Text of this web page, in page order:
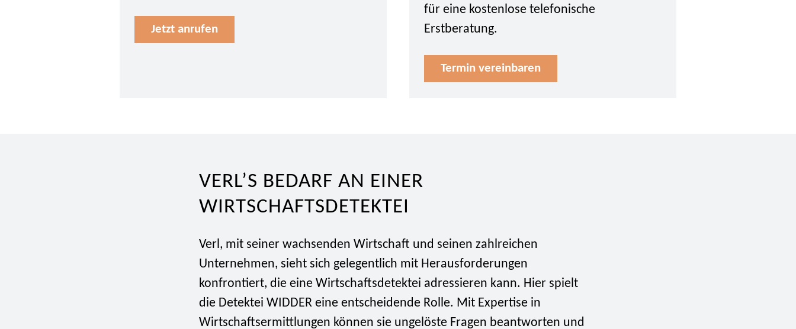
Jetzt anrufen
für eine kostenlose telefonische
Erstberatung.
Termin vereinbaren
VERL’S BEDARF AN EINER
WIRTSCHAFTSDETEKTEI
Verl, mit seiner wachsenden Wirtschaft und seinen zahlreichen
Unternehmen, sieht sich gelegentlich mit Herausforderungen
konfrontiert, die eine Wirtschaftsdetektei adressieren kann. Hier spielt
die Detektei WIDDER eine entscheidende Rolle. Mit Expertise in
Wirtschaftsermittlungen können sie ungelöste Fragen beantworten und